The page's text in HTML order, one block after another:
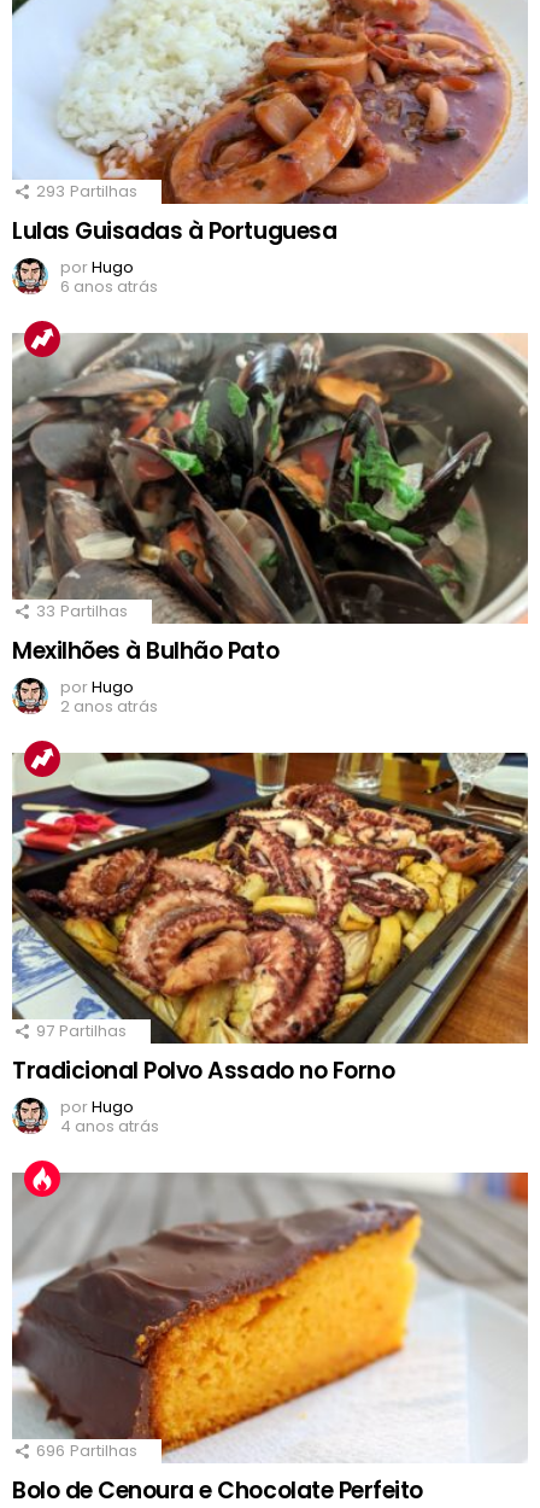
293 Partilhas
Lulas Guisadas à Portuguesa
porHugo
6 anos atrás
33 Partilhas
Mexilhões à Bulhão Pato
porHugo
2 anos atrás
97 Partilhas
Tradicional Polvo Assado no Forno
porHugo
4 anos atrás
696 Partilhas
Bolo de Cenoura e Chocolate Perfeito